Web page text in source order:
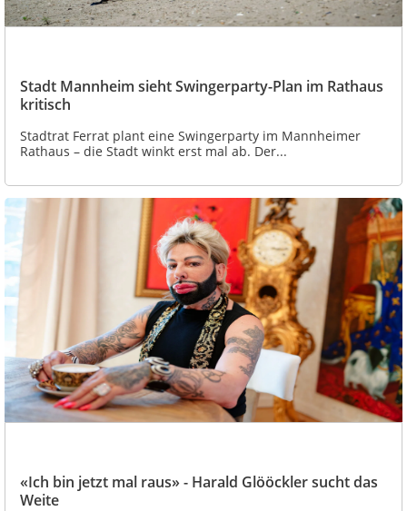
Stadt Mannheim sieht Swingerparty-Plan im Rathaus
kritisch
Stadtrat Ferrat plant eine Swingerparty im Mannheimer
Rathaus – die Stadt winkt erst mal ab. Der...
«Ich bin jetzt mal raus» - Harald Glööckler sucht das
Weite